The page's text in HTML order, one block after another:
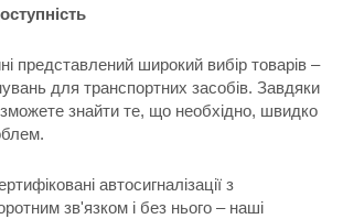
представлений широкий вибір товарів –
для транспортних засобів. Завдяки
знайти те, що необхідно, швидко
автосигналізації з
зв'язком і без нього – наші